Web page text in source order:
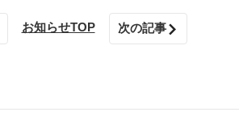
お知らせTOP 次の記事